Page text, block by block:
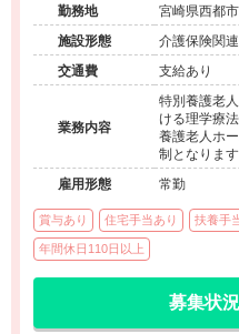
勤務地
宮崎県西都
施設形態
介護保険関
交通費
支給あり
業務内容
特別養護老
ける理学療
養護老人ホ
制となりま
雇用形態
常勤
賞与あり 住宅手当あり 扶養手
年間休日110日以上
募集状